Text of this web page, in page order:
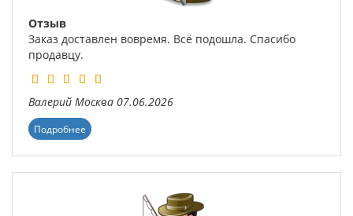
Отзыв
Заказ доставлен вовремя. Всё подошла. Спасибо
продавцу.
Валерий Москва 07.06.2026
Подробнее